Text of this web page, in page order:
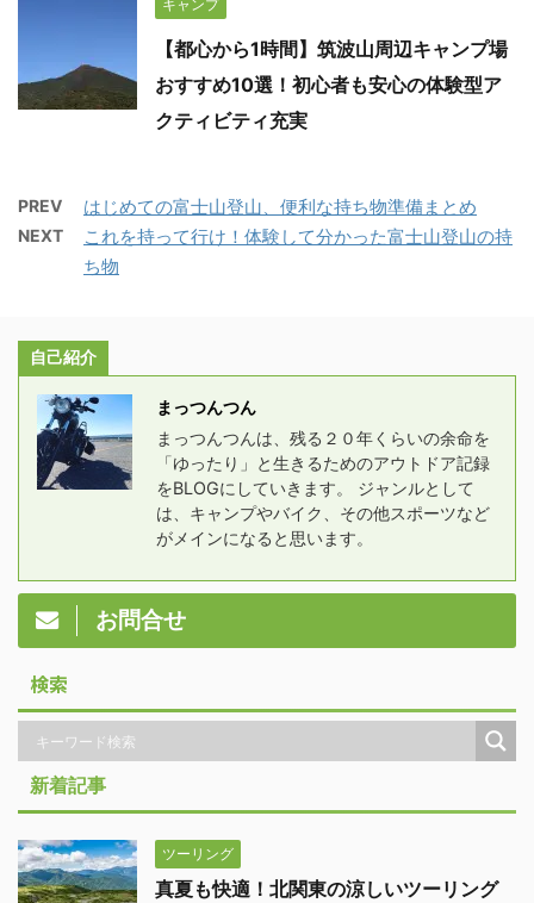
キャンプ
【都心から1時間】筑波山周辺キャンプ場
おすすめ10選！初心者も安心の体験型ア
クティビティ充実
PREV はじめての富士山登山、便利な持ち物準備まとめ
NEXT
これを持って行け！体験して分かった富士山登山の持
ち物
自己紹介
まっつんつん
まっつんつんは、残る２０年くらいの余命を
「ゆったり」と生きるためのアウトドア記録
をBLOGにしていきます。 ジャンルとして
は、キャンプやバイク、その他スポーツなど
がメインになると思います。
お問合せ
検索
新着記事
ツーリング
真夏も快適！北関東の涼しいツーリング